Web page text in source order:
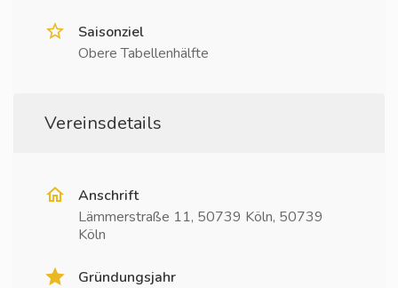
Saisonziel
Obere Tabellenhälfte
Vereinsdetails
Anschrift
Lämmerstraße 11, 50739 Köln, 50739
Köln
Gründungsjahr